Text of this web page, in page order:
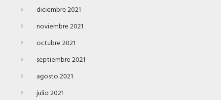
diciembre 2021
noviembre 2021
octubre 2021
septiembre 2021
agosto 2021
julio 2021